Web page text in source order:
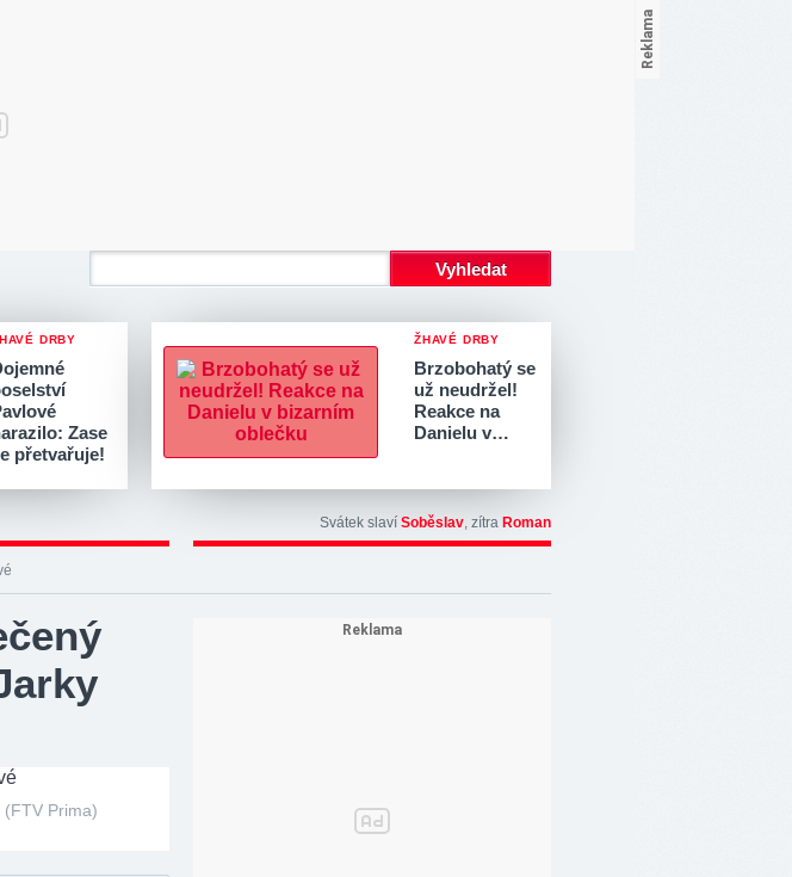
DRBY
Zase
přetvařuje!
ŽHAVÉ DRBY
Brzobohatý se
už neudržel!
Reakce na
Danielu v…
Svátek slaví Soběslav, zítra Roman
(FTV Prima)